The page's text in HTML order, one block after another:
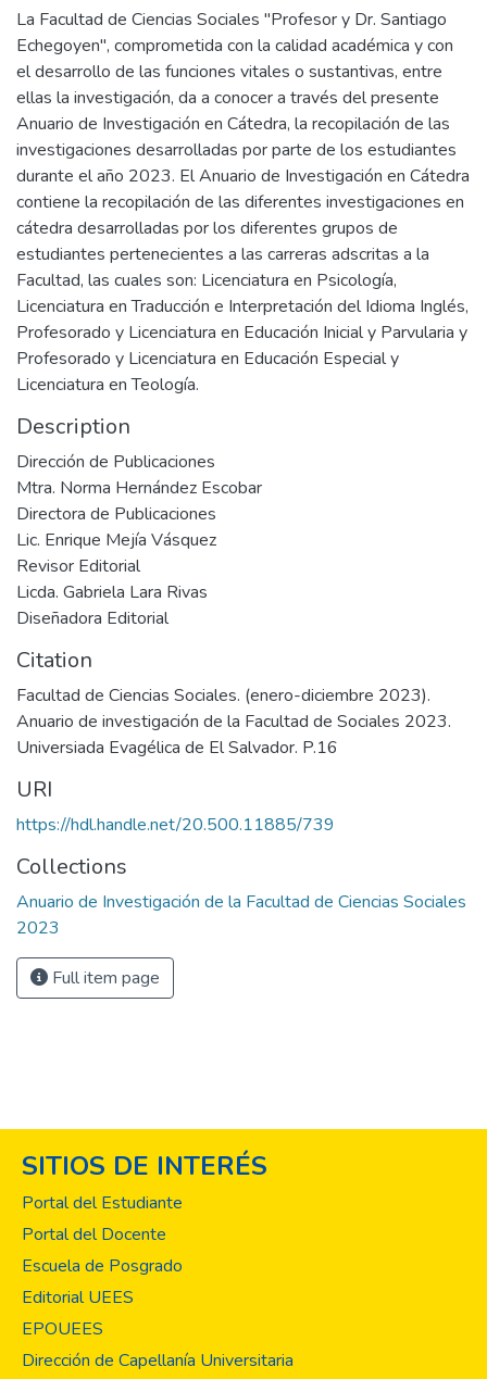
La Facultad de Ciencias Sociales "Profesor y Dr. Santiago
Echegoyen", comprometida con la calidad académica y con
el desarrollo de las funciones vitales o sustantivas, entre
ellas la investigación, da a conocer a través del presente
Anuario de Investigación en Cátedra, la recopilación de las
investigaciones desarrolladas por parte de los estudiantes
durante el año 2023. El Anuario de Investigación en Cátedra
contiene la recopilación de las diferentes investigaciones en
cátedra desarrolladas por los diferentes grupos de
estudiantes pertenecientes a las carreras adscritas a la
Facultad, las cuales son: Licenciatura en Psicología,
Licenciatura en Traducción e Interpretación del Idioma Inglés,
Profesorado y Licenciatura en Educación Inicial y Parvularia y
Profesorado y Licenciatura en Educación Especial y
Licenciatura en Teología.
Description
Dirección de Publicaciones
Mtra. Norma Hernández Escobar
Directora de Publicaciones
Lic. Enrique Mejía Vásquez
Revisor Editorial
Licda. Gabriela Lara Rivas
Diseñadora Editorial
Citation
Facultad de Ciencias Sociales. (enero-diciembre 2023).
Anuario de investigación de la Facultad de Sociales 2023.
Universiada Evagélica de El Salvador. P.16
URI
https://hdl.handle.net/20.500.11885/739
Collections
Anuario de Investigación de la Facultad de Ciencias Sociales
2023
Full item page
SITIOS DE INTERÉS
Portal del Estudiante
Portal del Docente
Escuela de Posgrado
Editorial UEES
EPOUEES
Dirección de Capellanía Universitaria